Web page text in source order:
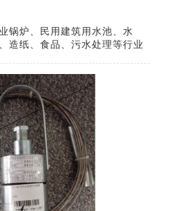
锅炉、民用建筑用水池、水
造纸、食品、污水处理等行业